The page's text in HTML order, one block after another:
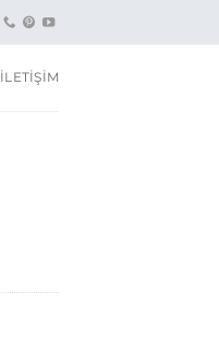
İLETİŞİM